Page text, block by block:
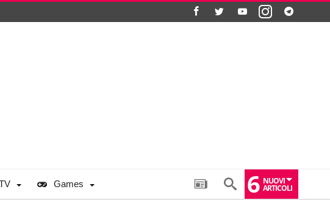
Games 6 NUOVI
ARTICOLI